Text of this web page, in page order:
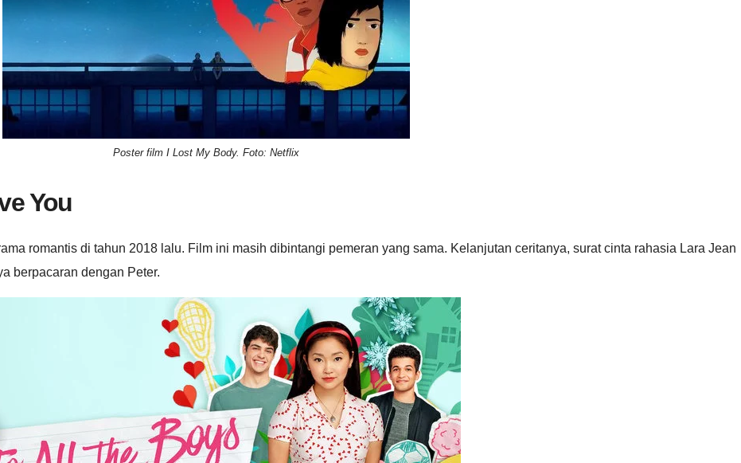
Poster film I Lost My Body. Foto: Netflix
You
romantis di tahun 2018 lalu. Film ini masih dibintangi pemeran yang sama. Kelanjutan ceritanya, surat cinta rahasia Lara Jean
berpacaran dengan Peter.